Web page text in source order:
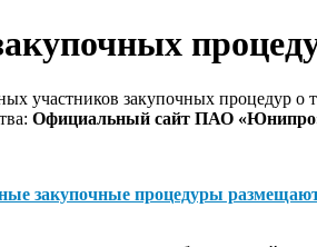
участников закупочных процедур
Официальный сайт ПАО
закупочные процедуры